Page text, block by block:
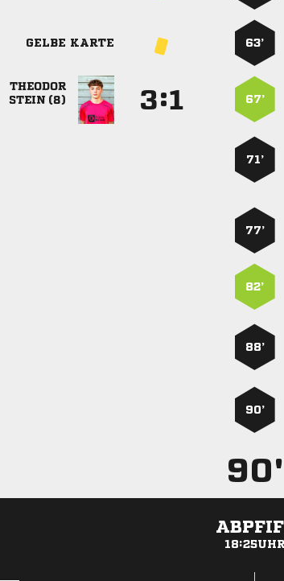
GELBE KARTE 63’

 
: 67’
71’
77’
82’
88’
90’
90'